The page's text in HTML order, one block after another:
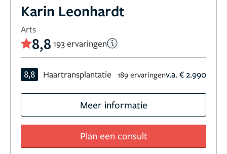
Karin Leonhardt
Arts
8,8 193 ervaringen
8,8 Haartransplantatie 189 ervaringenv.a. € 2.990
Meer informatie
Plan een consult